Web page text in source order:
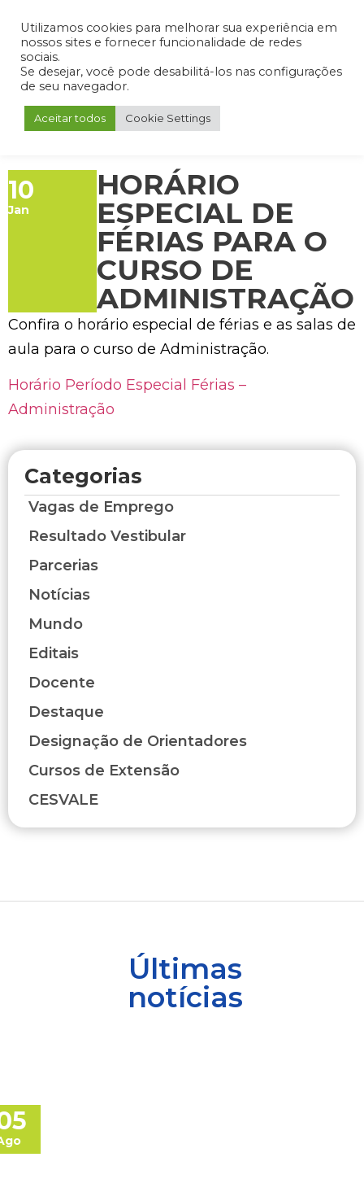
Admin Portal do Aluno Portal do Professor Portal do Coordenador
10
Jan
HORÁRIO
ESPECIAL DE
FÉRIAS PARA O
CURSO DE
ADMINISTRAÇÃO
Confira o horário especial de férias e as salas de
aula para o curso de Administração.
Horário Período Especial Férias –
Administração
Categorias
Vagas de Emprego
Resultado Vestibular
Parcerias
Notícias
Mundo
Editais
Docente
Destaque
Designação de Orientadores
Cursos de Extensão
CESVALE
Últimas
notícias
Utilizamos cookies para melhorar sua experiência em
nossos sites e fornecer funcionalidade de redes
sociais.
Se desejar, você pode desabilitá-los nas configurações
de seu navegador.
Aceitar todos Cookie Settings